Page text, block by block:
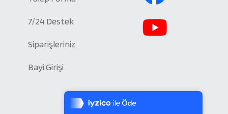
7/24 Canlı Destek
%100 Sorunsuz Alışveriş
7/24 Destek
Siparişleriniz
Bayi Girişi